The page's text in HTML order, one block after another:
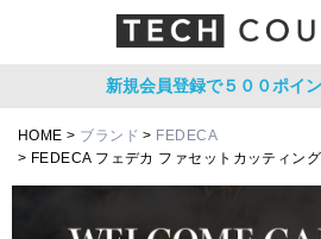
新規会員登録で５００ポイ
HOME ブランド
FEDECA
FEDECA フェデカ ファセットカッティン